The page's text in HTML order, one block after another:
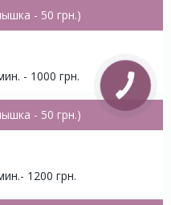
- 50 грн.)
- 1000 грн.
- 50 грн.)
1200 грн.